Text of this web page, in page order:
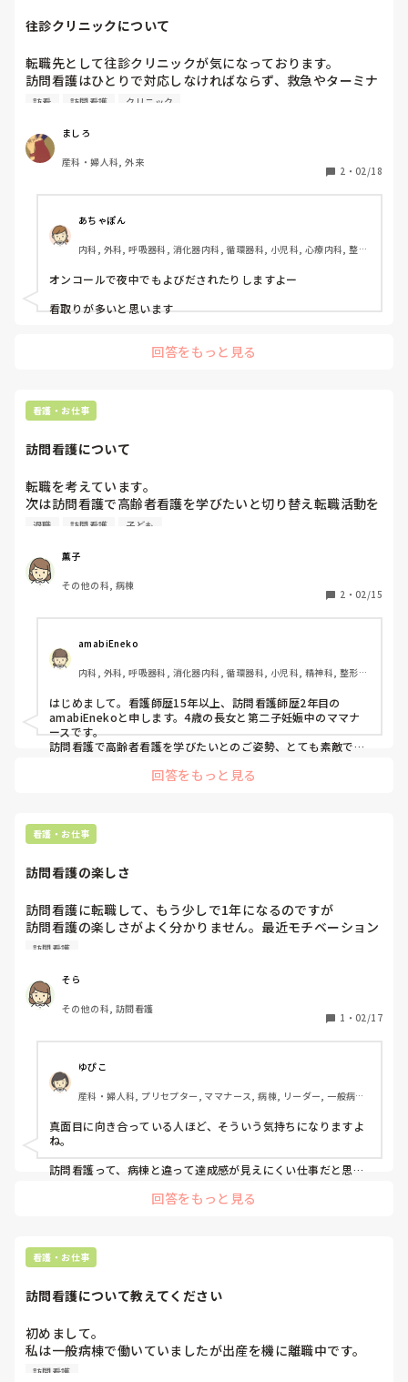
を墨汁にかけてでも黒と言わなければならないんよ、うちの
法人で決まりやそんなもん
いやでも、わからんねんな、オカンが言うには患者の事を第
一に考えてるらしいねん
患者の事でもなく、職員の事でもなく、お金の事や、俺は騙
されへんよ、うちと違うやないか
いやおとんが言うには済生会やろうと
絶対に違うやろーもういいわー
往診クリニックについて
転職先として往診クリニックが気になっております。
訪問看護はひとりで対応しなければならず、救急やターミナ
ル経験のない私はとても不安があります。
護ほど気負うことがないのでは、と思っています。
ただ往診クリニックというものはお恥ずかしながら最近知り
どのように勤務するのか想像がつきません。
往診クリニックで働いている方からのお話を伺いたいです。
メリットやデメリット、それぞれ教えていただけると助かり
よろしくお願い致します。
訪看 訪問看護 クリニック
ましろ
産科・婦人科, 外来
2 ・ 02/18
あちゃぽん
内科, 外科, 呼吸器科, 消化器内科, 循環器科, 小児科, 心療内科, 整形
合診療科, 救急科, 超急性期, ICU, CCU, HCU, その他の科, ママナー
ス, 外来, 神経内科, 脳神経外科, NICU, 消化器外科, 一般病院, 慢性
オンコールで夜中でもよびだされたりしますよー
看取りが多いと思います
回答をもっと見る
看護・お仕事
訪問看護について
転職を考えています。
次は訪問看護で高齢者看護を学びたいと切り替え転職活動を
しようと思っています。
っていたり、自分次第では稼げるというようなところもあり
ますが、インセンティブ制度の場合、子供がインフルとかに
なった際どうしても休まないといけないなどを考えるとイン
大幅にその月のお給料が下がってしまうなど考えられますよ
また、主にどのような疾患が多いのでしょうか?
退職 訪問看護 子ども
薫子
その他の科, 病棟
2 ・ 02/15
amabiEneko
内科, 外科, 呼吸器科, 消化器内科, 循環器科, 小児科, 精神科, 整形外
急性期, 超急性期, ICU, CCU, ママナース, 病棟, 訪問看護, リーダ
ー, 神経内科, 脳神経外科, 消化器外科, 慢性期, 回復期, 終末期, 透
析, SCU
はじめまして。看護師歴15年以上、訪問看護師歴2年目の
amabiEnekoと申します。4歳の長女と第二子妊娠中のママナ
ースです。
訪問看護で高齢者看護を学びたいとのご姿勢、とても素敵です
私自身もママナースですので、子の体調不良等で当欠したり早
退したり、ご迷惑をおかけすることもあります。しかし、他の
味で「お互い様」で支え合える仕組みができているなと感じて
訪問看護で担当する主な疾患ですが、急性期から慢性期疾患、
難病、がん末期まで本当に幅広くいらっしゃいます。各疾患に
ついて深い知識を持っているに越したことはないですが、疾患
ることが多いです。そこまで気負わずに、挑戦してみてほしい
な、と思いました🙏
回答になっていなかったら申し訳ないですが、前向きに考えて
いただけると嬉しいです！
回答をもっと見る
看護・お仕事
訪問看護の楽しさ
訪問看護に転職して、もう少しで1年になるのですが
訪問看護の楽しさがよく分かりません。最近モチベーション
が上がらず、仕事に行きたくない毎日です。
日ヘトヘトです。本当は行きたくない家もありますが、行き
たくないなんて言えないです‥
訪問看護
そら
その他の科, 訪問看護
1 ・ 02/17
ゆぴこ
産科・婦人科, プリセプター, ママナース, 病棟, リーダー, 一般病院,
真面目に向き合っている人ほど、そういう気持ちになりますよ
ね。
訪問看護って、病棟と違って達成感が見えにくい仕事だと思い
急変対応や処置の連続ではなく、生活の中に入り込むケアなの
あと、「行きたくない家がある」と感じるのも、訪問看護では
珍しくないです。
素も多いので…。
と思います。
向き不向きというより、
・今の事業所の雰囲気
回答をもっと見る
看護・お仕事
訪問看護について教えてください
初めまして。
私は一般病棟で働いていましたが出産を機に離職中です。
そろそろ仕事復帰の時期ですが、次は訪問看護を考えていま
訪問看護